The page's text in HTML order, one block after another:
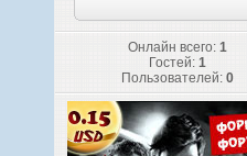
Онлайн всего: 1
Гостей: 1
Пользователей: 0